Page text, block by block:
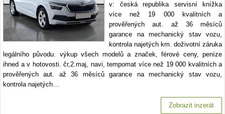
v: česká republika servisní knížka
více než 19 000 kvalitních a
prověřených aut. až 36 měsíců
garance na mechanický stav vozu,
kontrola najetých km. doživotní záruka
legálního původu. výkup všech modelů a značek, férové ceny, peníze
ihned a v hotovosti. čr,2.maj, navi, tempomat více než 19 000 kvalitních a
prověřených aut. až 36 měsíců garance na mechanický stav vozu,
kontrola najetých…
Zobrazit inzerát